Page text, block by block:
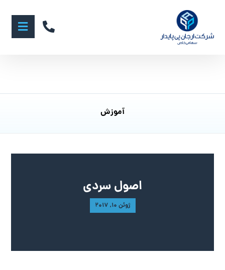
آموزش
اصول سردی
ژوئن 10, 2017